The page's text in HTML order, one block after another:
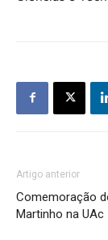
Artigo anterior
Comemoração
Martinho na UAc